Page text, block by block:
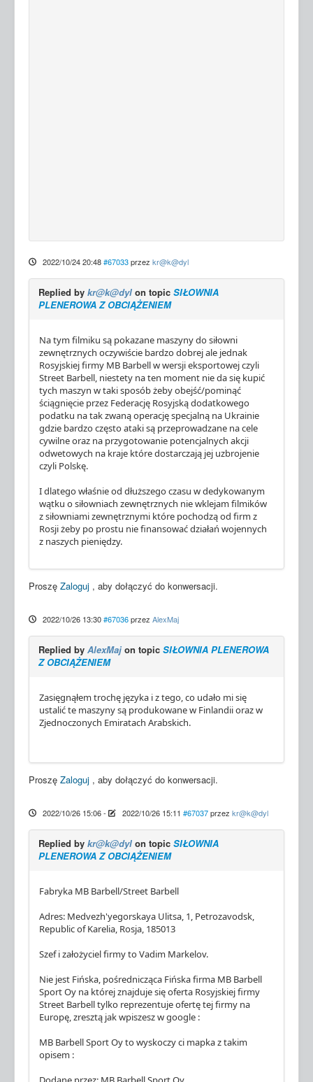
2022/10/24 20:48 #67033 przez kr@k@dyl
Replied by kr@k@dyl on topic SIŁOWNIA
PLENEROWA Z OBCIĄŻENIEM
Na tym filmiku są pokazane maszyny do siłowni
zewnętrznych oczywiście bardzo dobrej ale jednak
Rosyjskiej firmy MB Barbell w wersji eksportowej czyli
Street Barbell, niestety na ten moment nie da się kupić
tych maszyn w taki sposób żeby obejść/pominąć
ściągnięcie przez Federację Rosyjską dodatkowego
podatku na tak zwaną operację specjalną na Ukrainie
gdzie bardzo często ataki są przeprowadzane na cele
cywilne oraz na przygotowanie potencjalnych akcji
odwetowych na kraje które dostarczają jej uzbrojenie
czyli Polskę.
I dlatego właśnie od dłuższego czasu w dedykowanym
wątku o siłowniach zewnętrznych nie wklejam filmików
z siłowniami zewnętrznymi które pochodzą od firm z
Rosji żeby po prostu nie finansować działań wojennych
z naszych pieniędzy.
Proszę Zaloguj , aby dołączyć do konwersacji.
2022/10/26 13:30 #67036 przez AlexMaj
Replied by AlexMaj on topic SIŁOWNIA PLENEROWA
Z OBCIĄŻENIEM
Zasięgnąłem trochę języka i z tego, co udało mi się
ustalić te maszyny są produkowane w Finlandii oraz w
Zjednoczonych Emiratach Arabskich.
Proszę Zaloguj , aby dołączyć do konwersacji.
2022/10/26 15:06- 2022/10/26 15:11 #67037 przez kr@k@dyl
Replied by kr@k@dyl on topic SIŁOWNIA
PLENEROWA Z OBCIĄŻENIEM
Fabryka MB Barbell/Street Barbell
Adres: Medvezh'yegorskaya Ulitsa, 1, Petrozavodsk,
Republic of Karelia, Rosja, 185013
Szef i założyciel firmy to Vadim Markelov.
Nie jest Fińska, pośrednicząca Fińska firma MB Barbell
Sport Oy na której znajduje się oferta Rosyjskiej firmy
Street Barbell tylko reprezentuje ofertę tej firmy na
Europę, zresztą jak wpiszesz w google :
MB Barbell Sport Oy to wyskoczy ci mapka z takim
opisem :